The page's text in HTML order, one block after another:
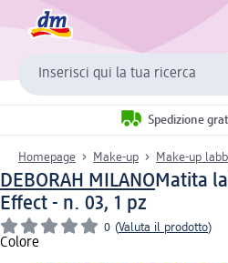
Inserisci qui la tua ricerca
Spedizione
Homepage Make-up Make-up
DEBORAH MILANOMatita
Effect - n. 03, 1 pz
0 (Valuta il prodotto)
Colore